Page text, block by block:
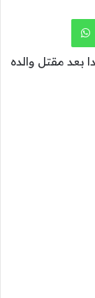
واتساب